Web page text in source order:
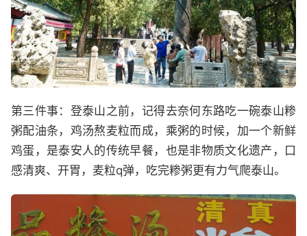
第三件事：登泰山之前，记得去奈何东路吃一碗泰山糁
粥配油条，鸡汤熬麦粒而成，乘粥的时候，加一个新鲜
鸡蛋，是泰安人的传统早餐，也是非物质文化遗产，口
感清爽、开胃，麦粒q弹，吃完糁粥更有力气爬泰山。